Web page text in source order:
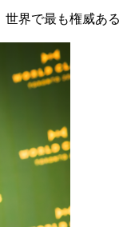
界で最も権威あ